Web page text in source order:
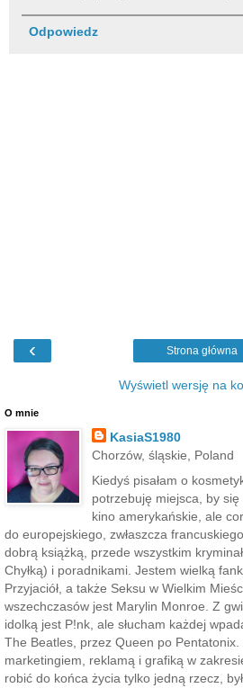
Odpowiedz
‹ Strona główna
Wyświetl wersję na
O mnie
KasiaS1980
Chorzów, śląskie, Poland
Kiedyś pisałam o
potrzebuję miejsca, by
kino amerykańskie, ale
do europejskiego, zwłaszcza
dobrą książką, przede wszystkim
Chyłką) i poradnikami. Jestem wielką
Przyjaciół, a także Seksu w Wielkim
wszechczasów jest Marylin Monroe. Z
idolką jest P!nk, ale słucham każdej
The Beatles, przez Queen po
marketingiem, reklamą i grafiką w
robić do końca życia tylko jedną rzecz,